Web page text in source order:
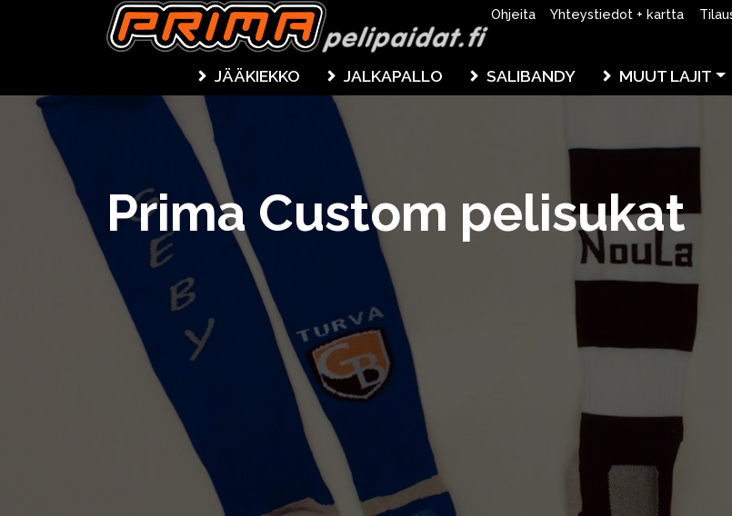
Ohjeita Yhteystiedot + kartta
JÄÄKIEKKO JALKAPALLO SALIBANDY MUUT LAJIT
Prima Custom pelisukat